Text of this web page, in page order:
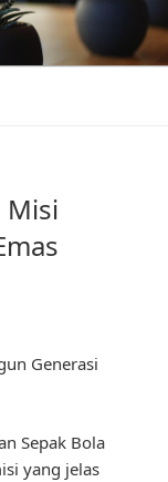
Misi
Generasi
Sepak Bola
yang jelas